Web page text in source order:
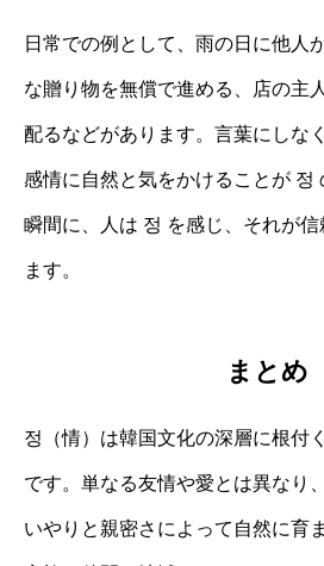
日常での例として、雨の日に他人
な贈り物を無償で進める、店の主
配るなどがあります。言葉にしな
感情に自然と気をかけることが 정
瞬間に、人は 정 を感じ、それが
ます。
まとめ
정（情）は韓国文化の深層に根付
です。単なる友情や愛とは異なり
いやりと親密さによって自然に育